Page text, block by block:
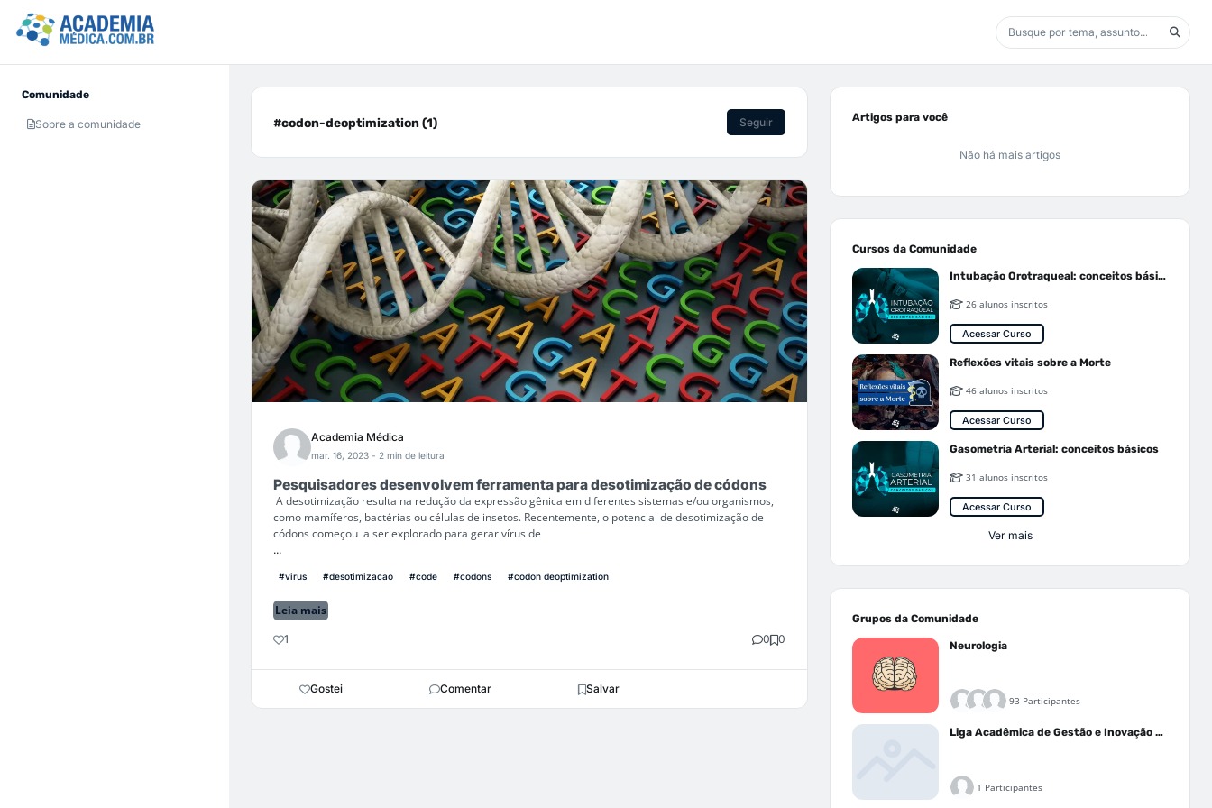
Comunidade
Sobre a comunidade #codon-deoptimization (1) Seguir
Academia Médica
mar. 16, 2023 - 2 min de leitura
Pesquisadores desenvolvem ferramenta para desotimização de códons
A desotimização resulta na redução da expressão gênica em diferentes sistemas e/ou organismos,
como mamíferos, bactérias ou células de insetos. Recentemente, o potencial de desotimização de
códons começou a ser explorado para gerar vírus de
...
#virus #desotimizacao #code #codons #codon deoptimization
Leia mais
1 0 0
Gostei Comentar Salvar
Artigos para você
Não há mais artigos
Cursos da Comunidade
Intubação Orotraqueal: conceitos básicos
26 alunos inscritos
Acessar Curso
Reflexões vitais sobre a Morte
46 alunos inscritos
Acessar Curso
Gasometria Arterial: conceitos básicos
31 alunos inscritos
Acessar Curso
Ver mais
Grupos da Comunidade
Neurologia
93 Participantes
Liga Acadêmica de Gestão e Inovação Médica - LAGIM
1 Participantes